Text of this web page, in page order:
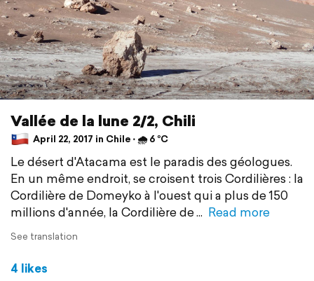
Vallée de la lune 2/2, Chili
April 22, 2017 in Chile ⋅ 🌧 6 °C
Le désert d'Atacama est le paradis des géologues.
En un même endroit, se croisent trois Cordilières : la
Cordilière de Domeyko à l'ouest qui a plus de 150
millions d'année, la Cordilière de
Read more
See translation
4 likes